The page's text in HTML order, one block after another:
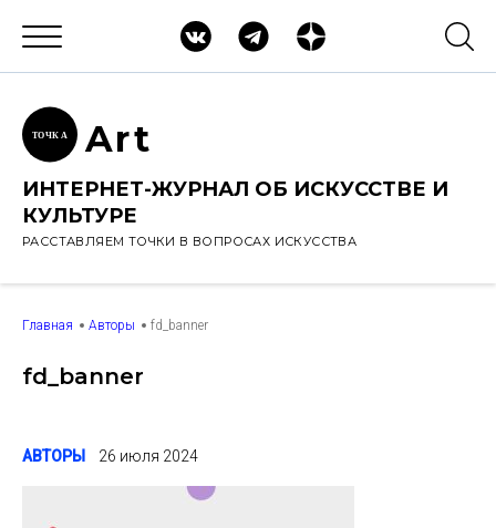
ТОЧК А Art
ИНТЕРНЕТ-ЖУРНАЛ ОБ ИСКУССТВЕ И
КУЛЬТУРЕ
РАССТАВЛЯЕМ ТОЧКИ В ВОПРОСАХ ИСКУССТВА
Главная Авторы fd_banner
fd_banner
АВТОРЫ 26 июля 2024